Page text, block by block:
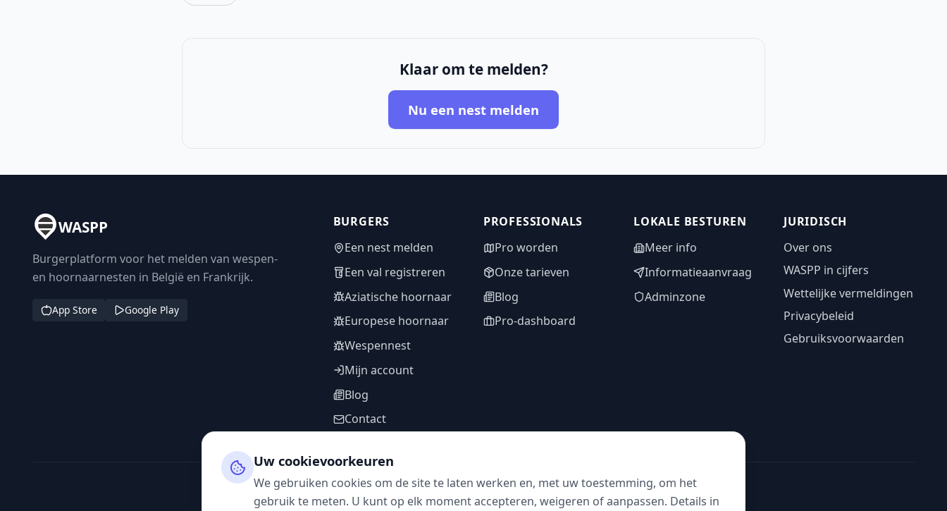
Klaar om te melden?
Nu een nest melden
WASPP
Burgerplatform voor het melden van wespen-
en hoornaarnesten in België en Frankrijk.
App Store Google Play
BURGERS
Een nest melden
Een val registreren
Aziatische hoornaar
Europese hoornaar
Wespennest
Mijn account
Blog
Contact
PROFESSIONALS
Pro worden
Onze tarieven
Blog
Pro-dashboard
LOKALE BESTUREN
Meer info
Informatieaanvraag
Adminzone
JURIDISCH
Over ons
WASPP in cijfers
Wettelijke vermeldingen
Privacybeleid
Gebruiksvoorwaarden
VOLG ONS
Uw cookievoorkeuren
We gebruiken cookies om de site te laten werken en, met uw toestemming, om het
gebruik te meten. U kunt op elk moment accepteren, weigeren of aanpassen. Details in